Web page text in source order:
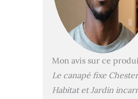
Mon avis sur ce
Le canapé fixe
Habitat et Jardin